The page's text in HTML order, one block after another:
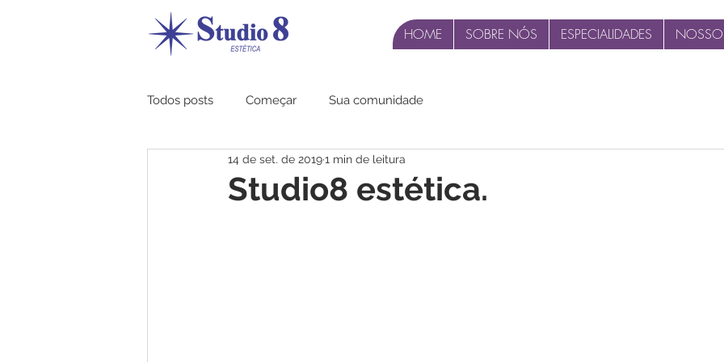
HOME SOBRE NÓS ESPECIALIDADES
Todos posts Começar Sua comunidade
Studio8 estética.
14 de set. de 20191 min de leitura